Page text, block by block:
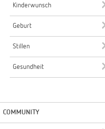
Kinderwunsch
Geburt
Stillen
Gesundheit
COMMUNITY